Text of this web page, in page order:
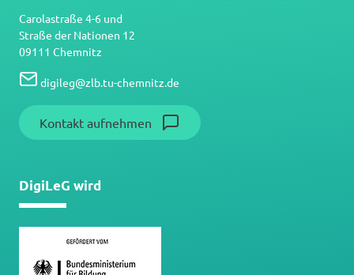
Carolastraße 4-6 und
Straße der Nationen 12
09111 Chemnitz
digileg@zlb.tu-chemnitz.de
Kontakt aufnehmen
DigiLeG wird